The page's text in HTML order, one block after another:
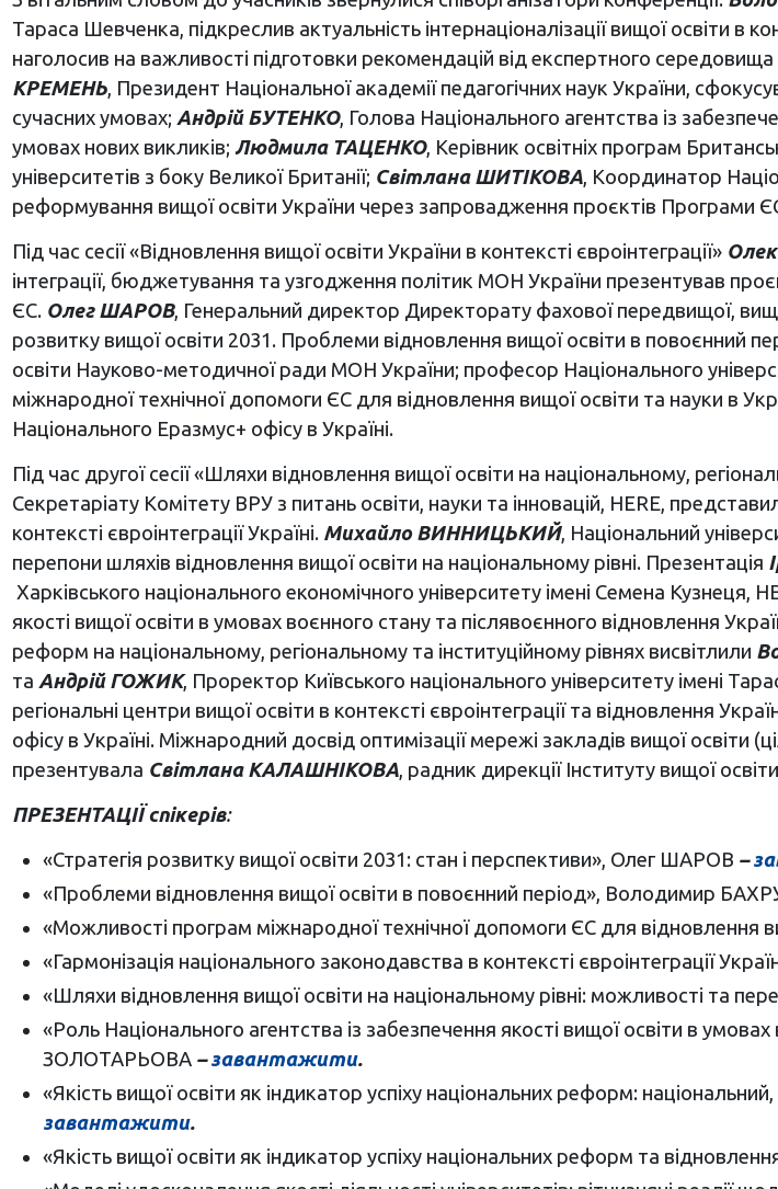
Тараса Шевченка, підкреслив актуальність інтернаціоналізації вищої освіти в
наголосив на важливості підготовки рекомендацій від експертного
КРЕМЕНЬ, Президент Національної академії педагогічних наук України,
сучасних умовах; Андрій БУТЕНКО, Голова Національного агентства із
умовах нових викликів; Людмила ТАЦЕНКО, Керівник освітніх програм
університетів з боку Великої Британії; Світлана ШИТІКОВА, Координатор
реформування вищої освіти України через запровадження проєктів Програми
Під час сесії «Відновлення вищої освіти України в контексті євроінтеграції»
інтеграції, бюджетування та узгодження політик МОН України презентував
ЄС. Олег ШАРОВ, Генеральний директор Директорату фахової передвищої,
розвитку вищої освіти 2031. Проблеми відновлення вищої освіти в повоєнний
освіти Науково-методичної ради МОН України; професор Національного
міжнародної технічної допомоги ЄС для відновлення вищої освіти та науки в
Національного Еразмус+ офісу в Україні.
Під час другої сесії «Шляхи відновлення вищої освіти на національному,
Секретаріату Комітету ВРУ з питань освіти, науки та інновацій, HERE,
контексті євроінтеграції Україні. Михайло ВИННИЦЬКИЙ, Національний
перепони шляхів відновлення вищої освіти на національному рівні. Презентація
Харківського національного економічного університету імені Семена Кузнеця,
якості вищої освіти в умовах воєнного стану та післявоєнного відновлення
реформ на національному, регіональному та інституційному рівнях висвітлили
та Андрій ГОЖИК, Проректор Київського національного університету імені
регіональні центри вищої освіти в контексті євроінтеграції та відновлення
офісу в Україні. Міжнародний досвід оптимізації мережі закладів вищої освіти
презентувала Світлана КАЛАШНІКОВА, радник дирекції Інституту вищої
ПРЕЗЕНТАЦІЇ спікерів:
«Стратегія розвитку вищої освіти 2031: стан і перспективи», Олег ШАРОВ –
«Проблеми відновлення вищої освіти в повоєнний період», Володимир
«Можливості програм міжнародної технічної допомоги ЄС для відновлення
«Гармонізація національного законодавства в контексті євроінтеграції
«Шляхи відновлення вищої освіти на національному рівні: можливості та
«Роль Національного агентства із забезпечення якості вищої освіти в
ЗОЛОТАРЬОВА –завантажити.
«Якість вищої освіти як індикатор успіху національних реформ:
завантажити.
«Якість вищої освіти як індикатор успіху національних реформ та